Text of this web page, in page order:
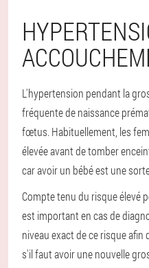
L'hypertension pendant la
fréquente de naissance
fœtus. Habituellement, les
élevée avant de tomber
car avoir un bébé est une
Compte tenu du risque élevé
est important en cas de
niveau exact de ce risque
s'il faut avoir une nouvelle